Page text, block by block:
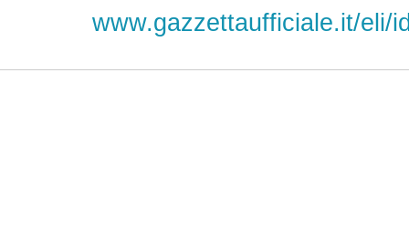
www.gazzettaufficiale.it/eli/